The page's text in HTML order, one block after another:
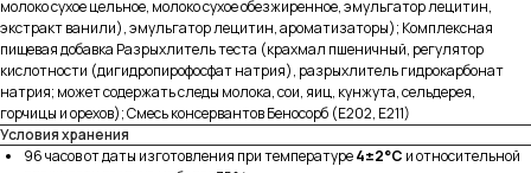
молоко сухое цельное, молоко сухое обезжиренное, эмульгатор лецитин,
экстракт ванили), эмульгатор лецитин, ароматизаторы); Комплексная
пищевая добавка Разрыхлитель теста (крахмал пшеничный, регулятор
кислотности (дигидропирофосфат натрия), разрыхлитель гидрокарбонат
натрия; может содержать следы молока, сои, яиц, кунжута, сельдерея,
горчицы и орехов); Смесь консервантов Беносорб (Е202, Е211)
Условия хранения
96 часов от даты изготовления при температуре4±2°C и относительной
b2b@fabrica-rf.ru
sales@fabrica-rf.ru